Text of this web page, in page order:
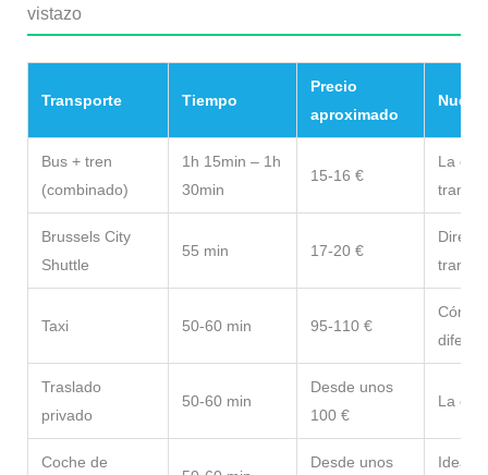
vistazo
Transporte Tiempo
Precio
aproximado
Bus + tren
(combinado)
1h 15min – 1h
30min
15-16 €
La
Brussels City
Shuttle
55 min 17-20 €
Taxi 50-60 min 95-110 €
Traslado
privado
50-60 min
Desde unos
100 €
La
Coche de
Desde unos
Ideal